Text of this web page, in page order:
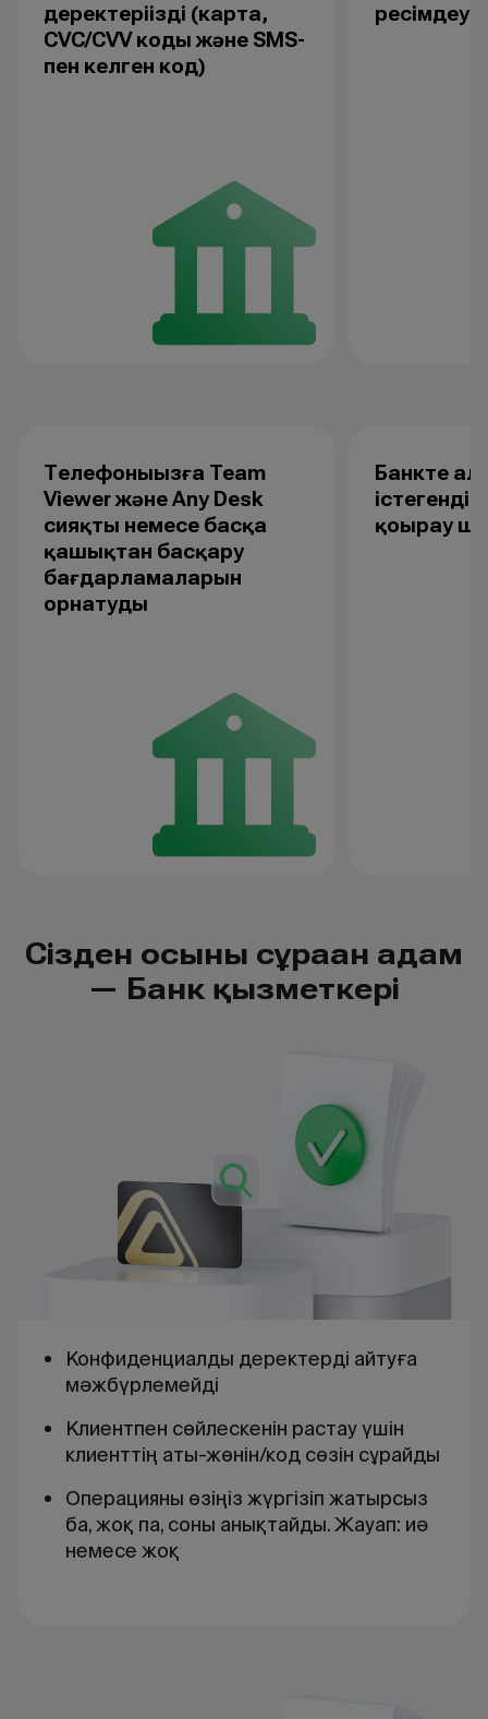
деректеріңізді (карта,
CVC/CVV коды және SMS-
пен келген код)
ресімдеуді
Телефоныңызға Team
Viewer және Any Desk
сияқты немесе басқа
қашықтан басқару
бағдарламаларын
орнатуды
Банкте
қоңырау
Сізден осыны сұраған адам
— Банк қызметкері
Конфиденциалды деректерді айтуға
мәжбүрлемейді
Клиентпен сөйлескенін растау үшін
клиенттің аты-жөнін/код сөзін сұрайды
Операцияны өзіңіз жүргізіп жатырсыз
ба, жоқ па, соны анықтайды. Жауап: иә
немесе жоқ